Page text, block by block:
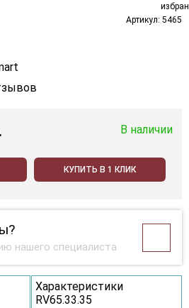
Артикул: 5465
В наличии
КУПИТЬ В 1 КЛИК
нашего специалиста
Характеристики
RV65.33.35